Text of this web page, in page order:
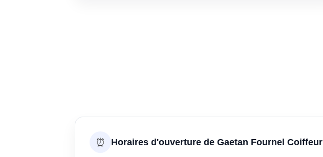
⏰ Horaires d'ouverture de Gaetan Fournel Coiffeur